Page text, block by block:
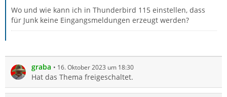
Wo und wie kann ich in Thunderbird 115 einstellen, dass
für Junk keine Eingangsmeldungen erzeugt werden?
graba 16. Oktober 2023 um 18:30
Hat das Thema freigeschaltet.